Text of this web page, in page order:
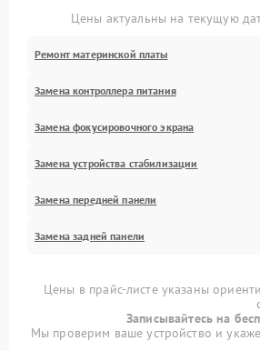
Цены актуальны на текущую
Ремонт материнской платы
Замена контроллера питания
Замена фокусировочного экрана
Замена устройства стабилизации
Замена передней панели
Замена задней панели
Цены в прайс-листе указаны
Записывайтесь на
Мы проверим ваше устройство и